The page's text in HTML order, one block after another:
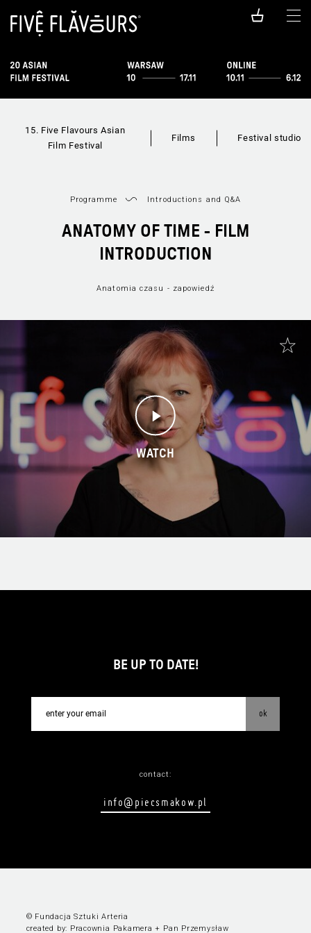
15. Five Flavours Asian
Film Festival
Films Festival studio
Programme Introductions and Q&A
ANATOMY OF TIME - FILM
INTRODUCTION
Anatomia czasu - zapowiedź
WATCH
BE UP TO DATE!
ok
contact:
info@piecsmakow.pl
© Fundacja Sztuki Arteria
created by: Pracownia Pakamera + Pan Przemysław